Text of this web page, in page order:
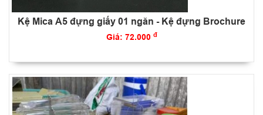
Kệ Mica A5 đựng giấy 01 ngăn - Kệ đựng Brochure
Giá: 72.000 đ